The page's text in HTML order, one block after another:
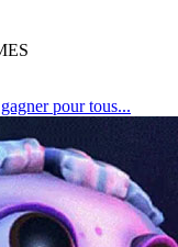
pour tous...